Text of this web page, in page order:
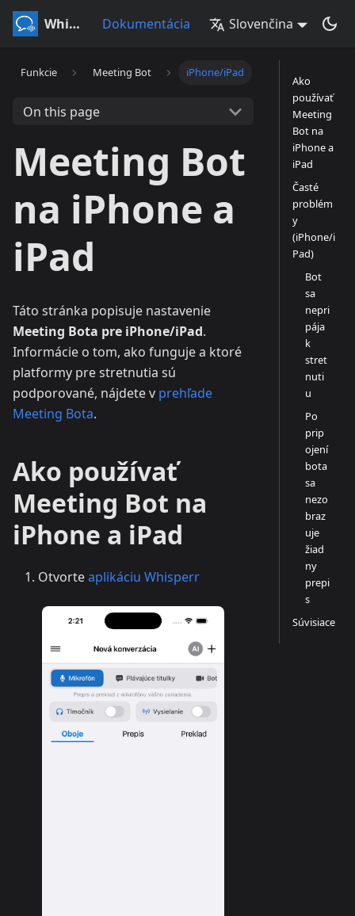
Whisperr Dokumentácia Slovenčina
Funkcie Meeting Bot iPhone/iPad
On this page
Meeting Bot
na iPhone a
iPad
Táto stránka popisuje nastavenie
Meeting Bota pre iPhone/iPad.
Informácie o tom, ako funguje a ktoré
platformy pre stretnutia sú
podporované, nájdete v prehľade
Meeting Bota.
Ako používať
Meeting Bot na
iPhone a iPad
Otvorteaplikáciu Whisperr
Ako
používať
Meeting
Bot na
iPhone a
iPad
Časté
problém
y
(iPhone/i
Pad)
Bot
sa
nepri
pája
k
stret
nuti
u
Po
prip
ojení
bota
sa
nezo
braz
uje
žiad
ny
prepi
s
Súvisiace